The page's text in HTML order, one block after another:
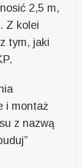
2,5 m,
Z kolei
tym, jaki
i montaż
z nazwą